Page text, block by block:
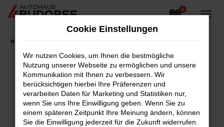
Zum
0
Fehler: Network Error
Beim Laden ist ein Fehler aufgetreten.
Hier sind ein paar Tipps, die dir helfen können:
Cookie Einstellungen
Wir nutzen Cookies, um Ihnen die bestmögliche
Nutzung unserer Webseite zu ermöglichen und unsere
Kommunikation mit Ihnen zu verbessern. Wir
berücksichtigen hierbei Ihre Präferenzen und
verarbeiten Daten für Marketing und Statistiken nur,
wenn Sie uns Ihre Einwilligung geben. Wenn Sie zu
einem späteren Zeitpunkt Ihre Meinung ändern, können
Sie die Einwilligung jederzeit für die Zukunft widerrufen.